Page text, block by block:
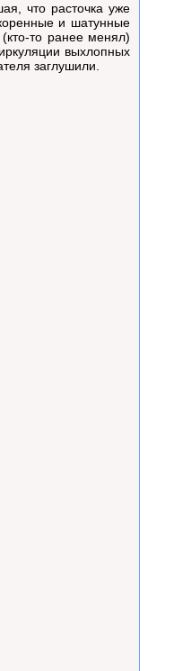
что расточка уже
и шатунные
то ранее менял)
выхлопных
заглушили.